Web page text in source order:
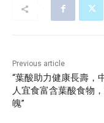
Previous article
“葉酸助力健康長壽，
人宜食富含葉酸食物
魄”